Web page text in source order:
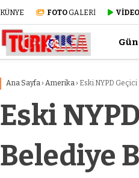
KÜNYE FOTO GALERİ VİDEO
Ana Sayfa › Amerika › Eski NYPD
Eski
Belediye